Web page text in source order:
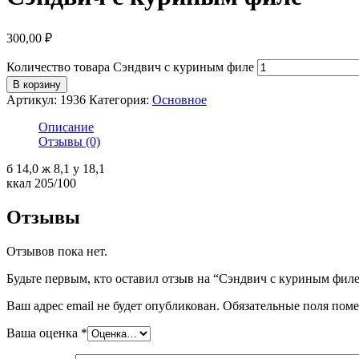
300,00 ₽
Количество товара Сэндвич с куриным филе
В корзину
Артикул: 1936 Категория: Основное
Описание
Отзывы (0)
б 14,0 ж 8,1 у 18,1
ккал 205/100
Отзывы
Отзывов пока нет.
Будьте первым, кто оставил отзыв на “Сэндвич с куриным
Ваш адрес email не будет опубликован. Обязательные поля
Ваша оценка *